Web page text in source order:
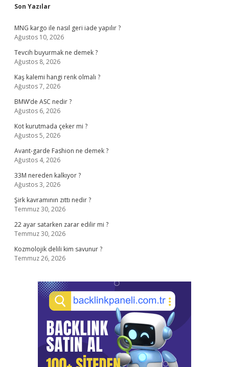
Sidebar
Son Yazılar
MNG kargo ile nasıl geri iade yapılır ?
Ağustos 10, 2026
Tevcih buyurmak ne demek ?
Ağustos 8, 2026
Kaş kalemi hangi renk olmalı ?
Ağustos 7, 2026
BMW’de ASC nedir ?
Ağustos 6, 2026
Kot kurutmada çeker mi ?
Ağustos 5, 2026
Avant-garde Fashion ne demek ?
Ağustos 4, 2026
33M nereden kalkıyor ?
Ağustos 3, 2026
Şirk kavramının zıttı nedir ?
Temmuz 30, 2026
22 ayar satarken zarar edilir mi ?
Temmuz 30, 2026
Kozmolojik delili kim savunur ?
Temmuz 26, 2026